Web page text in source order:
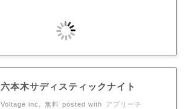
六本木サディスティックナイト
Voltage inc. 無料 posted with アプリーチ